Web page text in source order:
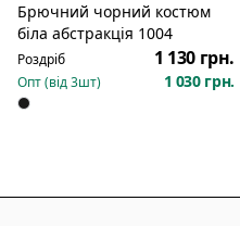
Брючний чорний костюм
біла абстракція 1004
Роздріб 1 130 грн.
Опт (від3шт) 1 030 грн.